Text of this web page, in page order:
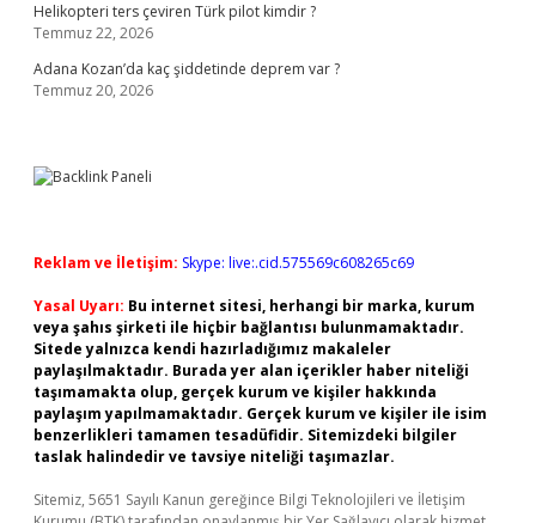
Helikopteri ters çeviren Türk pilot kimdir ?
Temmuz 22, 2026
Adana Kozan’da kaç şiddetinde deprem var ?
Temmuz 20, 2026
Reklam ve İletişim: Skype: live:.cid.575569c608265c69
Yasal Uyarı: Bu internet sitesi, herhangi bir marka, kurum
veya şahıs şirketi ile hiçbir bağlantısı bulunmamaktadır.
Sitede yalnızca kendi hazırladığımız makaleler
paylaşılmaktadır. Burada yer alan içerikler haber niteliği
taşımamakta olup, gerçek kurum ve kişiler hakkında
paylaşım yapılmamaktadır. Gerçek kurum ve kişiler ile isim
benzerlikleri tamamen tesadüfidir. Sitemizdeki bilgiler
taslak halindedir ve tavsiye niteliği taşımazlar.
Sitemiz, 5651 Sayılı Kanun gereğince Bilgi Teknolojileri ve İletişim